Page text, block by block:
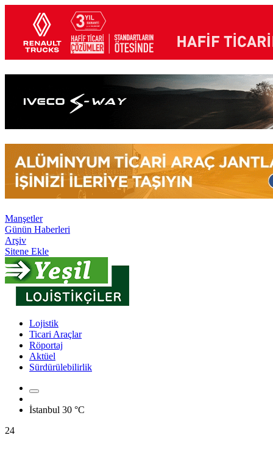
Manşetler
Günün Haberleri
Arşiv
Sitene Ekle
Lojistik
Ticari Araçlar
Röportaj
Aktüel
Sürdürülebilirlik
İstanbul 30 °C
24